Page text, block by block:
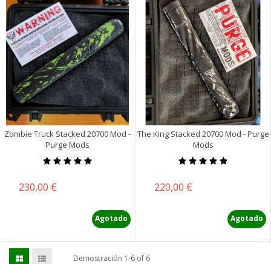
Zombie Truck Stacked 20700 Mod -
Purge Mods
Precio
230,00 €
Agotado
The King Stacked 20700 Mod - Purge
Mods
Precio
220,00 €
Agotado
Demostración 1-6 of 6